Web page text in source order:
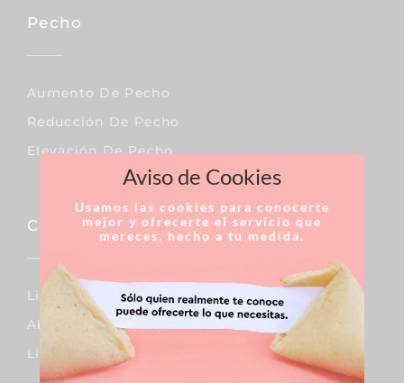
Pecho
Aumento De Pecho
Reducción De Pecho
Elevación De Pecho
Corporal
Lipo Vaser
Abdominoplastia
Liposucción
Aviso de Cookies
Usamos las cookies para conocerte
mejor y ofrecerte el servicio que
mereces, hecho a tu medida.